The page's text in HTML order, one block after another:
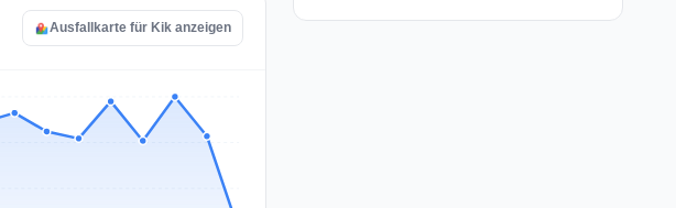
Ausfallkarte für Kik anzeigen